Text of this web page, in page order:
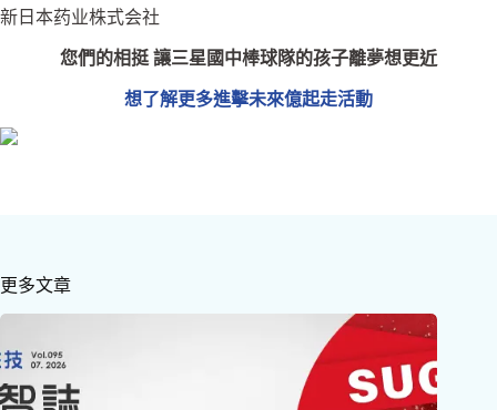
新日本药业株式会社
您們的相挺 讓三星國中棒球隊的孩子離夢想更近
想了解更多進擊未來億起走活動
更多文章